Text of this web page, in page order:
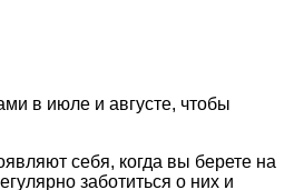
в июле и августе, чтобы
себя, когда вы берете на
заботиться о них и